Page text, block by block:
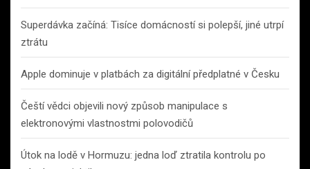
Superdávka začíná: Tisíce domácností si polepší, jiné utrpí
ztrátu
Apple dominuje v platbách za digitální předplatné v Česku
Čeští vědci objevili nový způsob manipulace s
elektronovými vlastnostmi polovodičů
Útok na lodě v Hormuzu: jedna loď ztratila kontrolu po